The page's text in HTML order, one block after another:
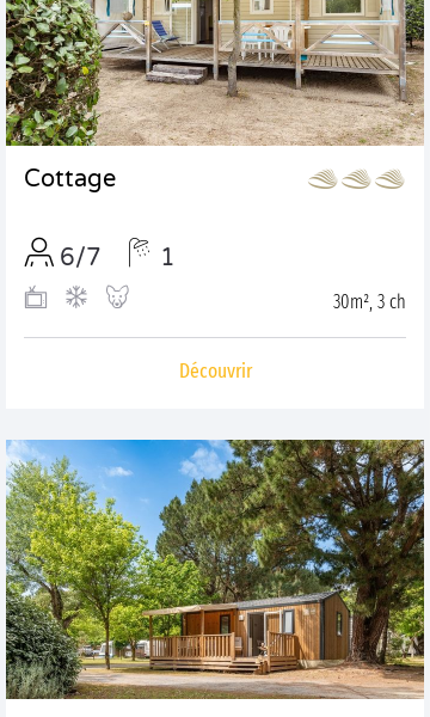
Cottage
6/7 1
30m², 3 ch
Découvrir